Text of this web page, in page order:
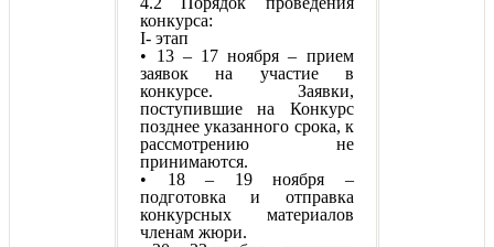
конкурса:
I- этап
• 13 – 17 ноября – прием
заявок на участие в
конкурсе. Заявки,
поступившие на Конкурс
позднее указанного срока, к
рассмотрению не
принимаются.
• 18 – 19 ноября –
подготовка и отправка
конкурсных материалов
членам жюри.